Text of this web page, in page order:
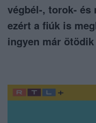
végbél-, torok- és
ezért a fiúk is
ingyen már ötödik